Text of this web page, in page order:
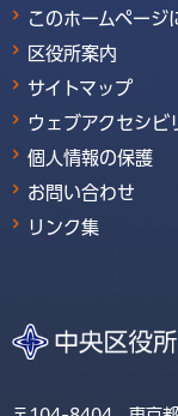
このホームページ
区役所案内
サイトマップ
ウェブアクセシビ
個人情報の保護
お問い合わせ
リンク集